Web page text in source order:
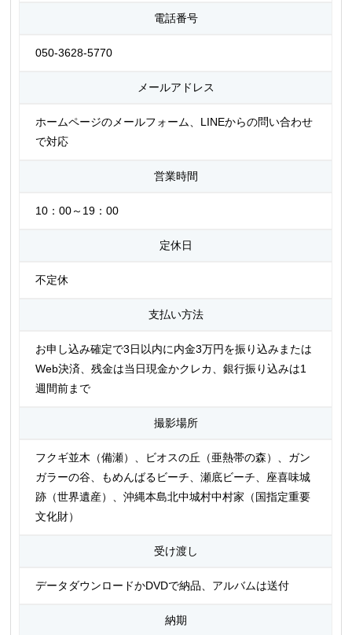
電話番号
050-3628-5770
メールアドレス
ホームページのメールフォーム、LINEからの問い合わせ
で対応
営業時間
10：00～19：00
定休日
不定休
支払い方法
お申し込み確定で3日以内に内金3万円を振り込みまたは
Web決済、残金は当日現金かクレカ、銀行振り込みは1
週間前まで
撮影場所
フクギ並木（備瀬）、ビオスの丘（亜熱帯の森）、ガン
ガラーの谷、もめんばるビーチ、瀬底ビーチ、座喜味城
跡（世界遺産）、沖縄本島北中城村中村家（国指定重要
文化財）
受け渡し
データダウンロードかDVDで納品、アルバムは送付
納期